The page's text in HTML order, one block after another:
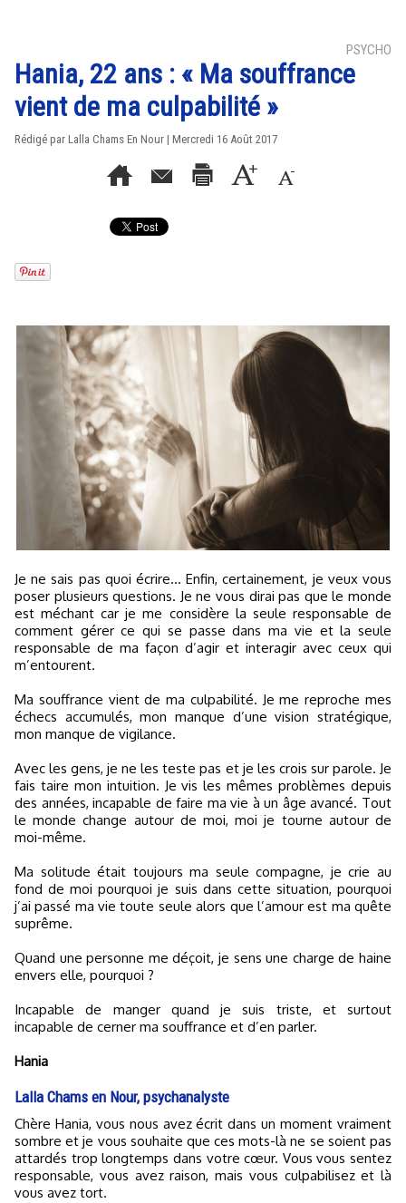
PSYCHO
Hania, 22 ans : « Ma souffrance
vient de ma culpabilité »
Rédigé par Lalla Chams En Nour | Mercredi 16 Août 2017
Je ne sais pas quoi écrire... Enfin, certainement, je veux vous
poser plusieurs questions. Je ne vous dirai pas que le monde
est méchant car je me considère la seule responsable de
comment gérer ce qui se passe dans ma vie et la seule
responsable de ma façon d’agir et interagir avec ceux qui
m’entourent.
Ma souffrance vient de ma culpabilité. Je me reproche mes
échecs accumulés, mon manque d’une vision stratégique,
mon manque de vigilance.
Avec les gens, je ne les teste pas et je les crois sur parole. Je
fais taire mon intuition. Je vis les mêmes problèmes depuis
des années, incapable de faire ma vie à un âge avancé. Tout
le monde change autour de moi, moi je tourne autour de
moi-même.
Ma solitude était toujours ma seule compagne, je crie au
fond de moi pourquoi je suis dans cette situation, pourquoi
j’ai passé ma vie toute seule alors que l’amour est ma quête
suprême.
Quand une personne me déçoit, je sens une charge de haine
envers elle, pourquoi ?
Incapable de manger quand je suis triste, et surtout
incapable de cerner ma souffrance et d’en parler.
Hania
Lalla Chams en Nour, psychanalyste
Chère Hania, vous nous avez écrit dans un moment vraiment
sombre et je vous souhaite que ces mots-là ne se soient pas
attardés trop longtemps dans votre cœur. Vous vous sentez
responsable, vous avez raison, mais vous culpabilisez et là
vous avez tort.